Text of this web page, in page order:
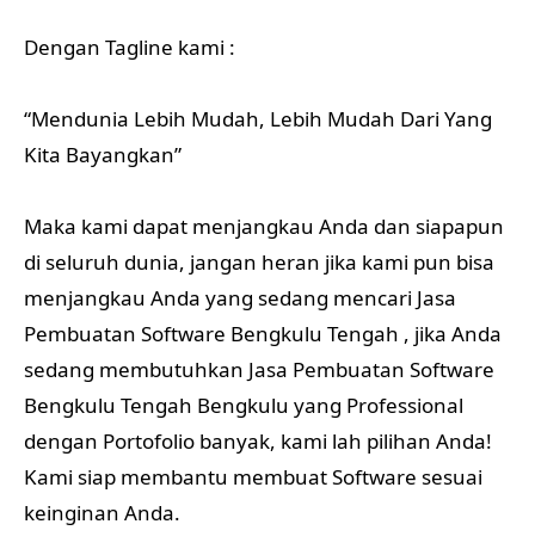
Dengan Tagline kami :
“Mendunia Lebih Mudah, Lebih Mudah Dari Yang
Kita Bayangkan”
Maka kami dapat menjangkau Anda dan siapapun
di seluruh dunia, jangan heran jika kami pun bisa
menjangkau Anda yang sedang mencari Jasa
Pembuatan Software Bengkulu Tengah , jika Anda
sedang membutuhkan Jasa Pembuatan Software
Bengkulu Tengah Bengkulu yang Professional
dengan Portofolio banyak, kami lah pilihan Anda!
Kami siap membantu membuat Software sesuai
keinginan Anda.